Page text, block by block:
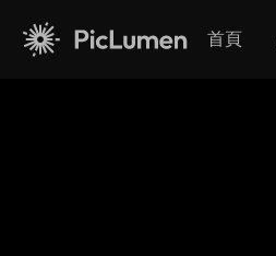
首頁